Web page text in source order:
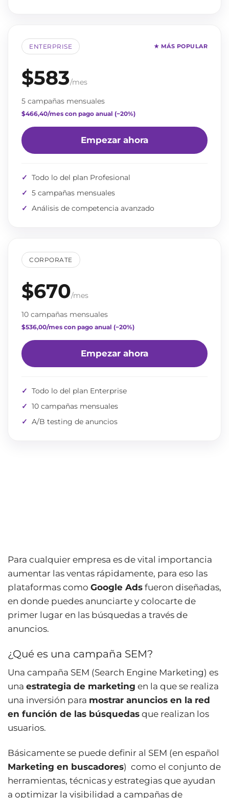
ENTERPRISE ★ MÁS POPULAR
$583/mes
5 campañas mensuales
$466,40/mes con pago anual (−20%)
Empezar ahora
✓ Todo lo del plan Profesional
✓ 5 campañas mensuales
✓ Análisis de competencia avanzado
CORPORATE
$670/mes
10 campañas mensuales
$536,00/mes con pago anual (−20%)
Empezar ahora
✓ Todo lo del plan Enterprise
✓ 10 campañas mensuales
✓ A/B testing de anuncios
Para cualquier empresa es de vital importancia
aumentar las ventas rápidamente, para eso las
plataformas como Google Ads fueron diseñadas,
en donde puedes anunciarte y colocarte de
primer lugar en las búsquedas a través de
anuncios.
¿Qué es una campaña SEM?
Una campaña SEM (Search Engine Marketing) es
una estrategia de marketing en la que se realiza
una inversión para mostrar anuncios en la red
en función de las búsquedas que realizan los
usuarios.
Básicamente se puede definir al SEM (en español
Marketing en buscadores) como el conjunto de
herramientas, técnicas y estrategias que ayudan
a optimizar la visibilidad a campañas de